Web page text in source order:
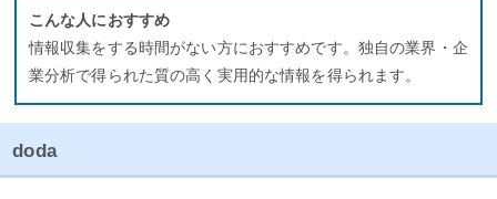
こんな人におすすめ
情報収集をする時間がない方におすすめです。独自の業界・企
業分析で得られた質の高く実用的な情報を得られます。
doda